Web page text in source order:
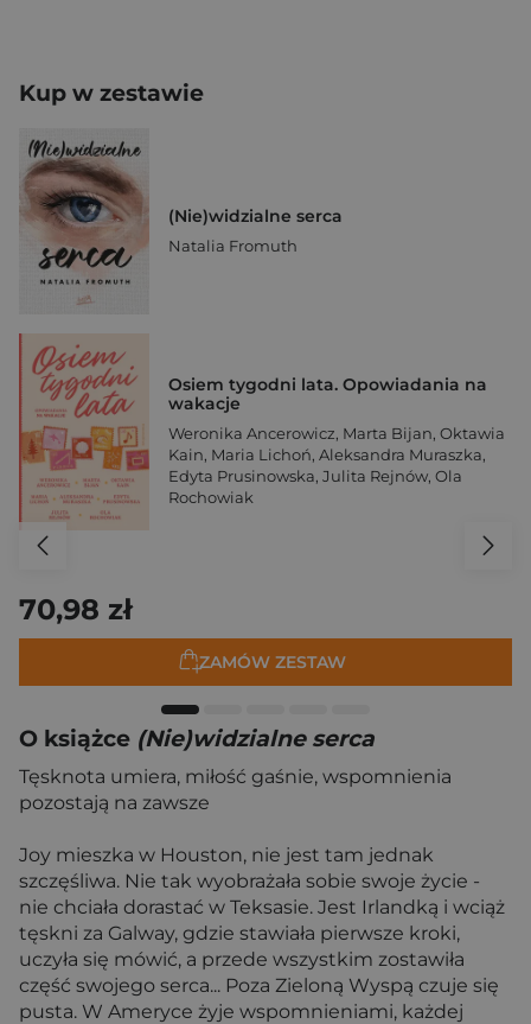
Kup w zestawie
(Nie)widzialne serca
Natalia Fromuth
Osiem tygodni lata. Opowiadania na
wakacje
Weronika Ancerowicz, Marta Bijan, Oktawia
Kain, Maria Lichoń, Aleksandra Muraszka,
Edyta Prusinowska, Julita Rejnów, Ola
Rochowiak
70,98 zł
ZAMÓW ZESTAW
O książce (Nie)widzialne serca
Tęsknota umiera, miłość gaśnie, wspomnienia
pozostają na zawsze
Joy mieszka w Houston, nie jest tam jednak
szczęśliwa. Nie tak wyobrażała sobie swoje życie -
nie chciała dorastać w Teksasie. Jest Irlandką i wciąż
tęskni za Galway, gdzie stawiała pierwsze kroki,
uczyła się mówić, a przede wszystkim zostawiła
część swojego serca... Poza Zieloną Wyspą czuje się
pusta. W Ameryce żyje wspomnieniami, każdej